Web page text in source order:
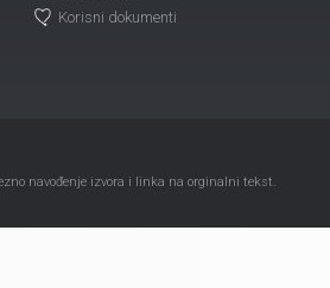
Korisni dokumenti
navođenje izvora i linka na orginalni tekst.